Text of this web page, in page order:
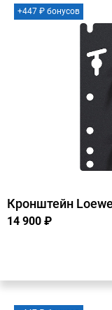
+447 ₽ бонусов
Кронштейн
14 900 ₽